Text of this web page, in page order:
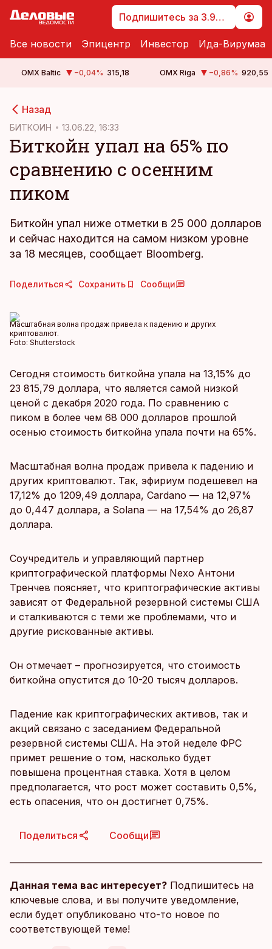
Подпишитесь за 3.99 €
Все новости Эпицентр Инвестор Ида-Вирумаа
OMX Baltic −0,04% 315,18 OMX Riga −0,86% 920,55
Назад
БИТКОИН 13.06.22, 16:33
Биткойн упал на 65% по
сравнению с осенним
пиком
Биткойн упал ниже отметки в 25 000 долларов
и сейчас находится на самом низком уровне
за 18 месяцев, сообщает Bloomberg.
Поделиться Сохранить Сообщи
Масштабная волна продаж привела к падению и других
криптовалют.
Foto: Shutterstock
Сегодня стоимость биткойна упала на 13,15% до
23 815,79 доллара, что является самой низкой
ценой с декабря 2020 года. По сравнению с
пиком в более чем 68 000 долларов прошлой
осенью стоимость биткойна упала почти на 65%.
Масштабная волна продаж привела к падению и
других криптовалют. Так, эфириум подешевел на
17,12% до 1209,49 доллара, Cardano — на 12,97%
до 0,447 доллара, а Solana — на 17,54% до 26,87
доллара.
Соучредитель и управляющий партнер
криптографической платформы Nexo Антони
Тренчев поясняет, что криптографические активы
зависят от Федеральной резервной системы США
и сталкиваются с теми же проблемами, что и
другие рискованные активы.
Он отмечает – прогнозируется, что стоимость
биткойна опустится до 10-20 тысяч долларов.
Падение как криптографических активов, так и
акций связано с заседанием Федеральной
резервной системы США. На этой неделе ФРС
примет решение о том, насколько будет
повышена процентная ставка. Хотя в целом
предполагается, что рост может составить 0,5%,
есть опасения, что он достигнет 0,75%.
Поделиться Сообщи
Данная тема вас интересует? Подпишитесь на
ключевые слова, и вы получите уведомление,
если будет опубликовано что-то новое по
соответствующей теме!